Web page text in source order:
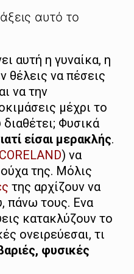
αυτό το
αυτή η γυναίκα, η
θέλεις να πέσεις
να την
μέχρι το
Φυσικά
είσαι μερακλής.
) να
της. Μόλις
της αρχίζουν να
πάνω τους. Ενα
κατακλύζουν το
ονειρεύεσαι, τι
φυσικές